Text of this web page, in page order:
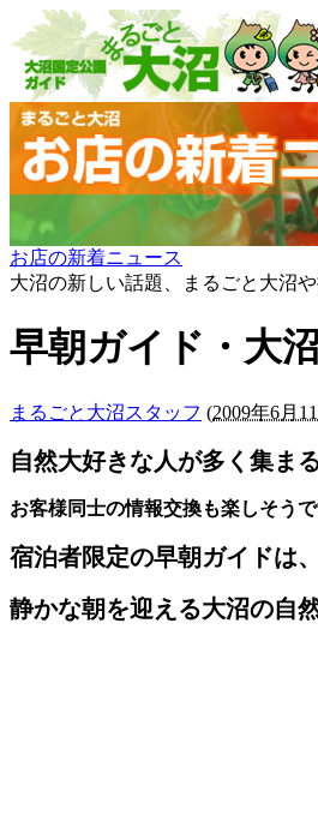
お店の新着ニュース
大沼の新しい話題、まるごと大沼
早朝ガイド・大
まるごと大沼スタッフ (2009年6月
自然大好きな人が多く集ま
お客様同士の情報交換も楽しそう
宿泊者限定の早朝ガイドは、
静かな朝を迎える大沼の